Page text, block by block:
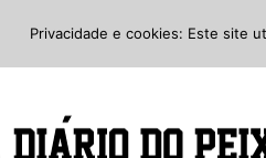
Facebook
Instagram
Privacidade e cookies: Este site